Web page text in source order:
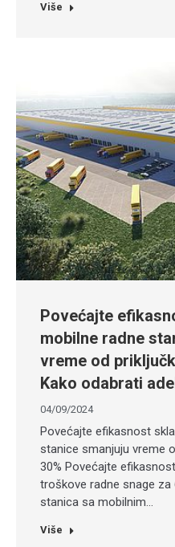
Više
Povećajte
mobilne radne
vreme od
Kako odabrati
04/09/2024
Povećajte efikasnost
stanice smanjuju vreme
30% Povećajte
troškove radne snage za
stanica sa mobilnim…
Više